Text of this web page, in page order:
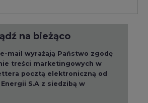
na bieżąco
mail wyrażają Państwo zgodę
treści marketingowych w
pocztą elektroniczną od
S.A z siedzibą w